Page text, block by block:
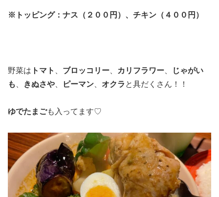
※トッピング：ナス（２００円）、チキン（４００円）
野菜は トマト ブロッコリー カリフラワー
じゃがい
も
きぬさや ピーマン オクラ と具だくさん！！
ゆでたまごも入ってます♡